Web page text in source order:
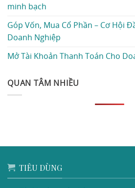
minh bạch
Góp Vốn, Mua Cổ Phần – Cơ Hội
Doanh Nghiệp
Mở Tài Khoản Thanh Toán Cho
QUAN TÂM NHIỀU
TIÊU DÙNG